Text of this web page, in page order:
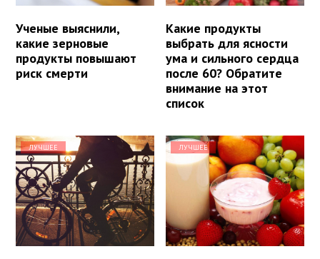
Ученые выяснили,
какие зерновые
продукты повышают
риск смерти
Какие продукты
выбрать для ясности
ума и сильного сердца
после 60? Обратите
внимание на этот
список
ЛУЧШЕЕ ЛУЧШЕЕ